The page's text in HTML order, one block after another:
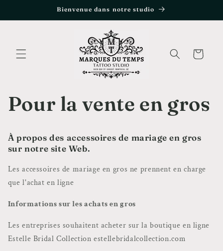
au
Bienvenue dans notre studio
Panier
Pour la vente en gros
À propos des accessoires de mariage en gros
sur notre site Web.
Les accessoires de mariage en gros ne prennent en charge
que l'achat en ligne
Informations sur les achats en gros
Les entreprises souhaitent acheter sur la boutique en ligne
Estelle Bridal Collection estellebridalcollection.com